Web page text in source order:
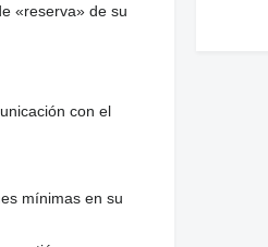
«reserva» de su
con el
mínimas en su